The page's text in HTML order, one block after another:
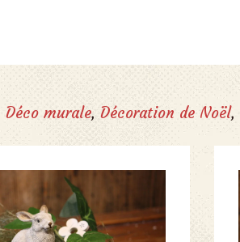
Déco murale, Décoration de Noël,